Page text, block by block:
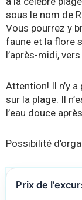
sous le nom de
Vous pourrez y
faune et la flore
l’après-midi,
Attention! Il n’y
sur la plage. Il
l’eau douce
Possibilité
Prix de